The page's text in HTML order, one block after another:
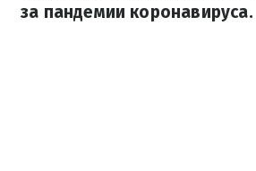
за пандемии коронавируса.